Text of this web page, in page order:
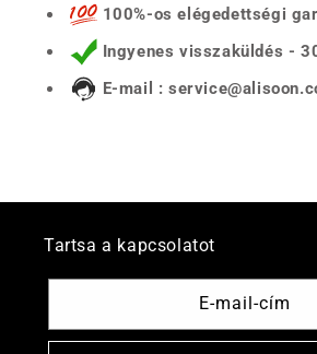
100%-os elégedettségi
Ingyenes visszaküldés -
E-mail :
Tartsa a kapcsolatot
E-mail-cím